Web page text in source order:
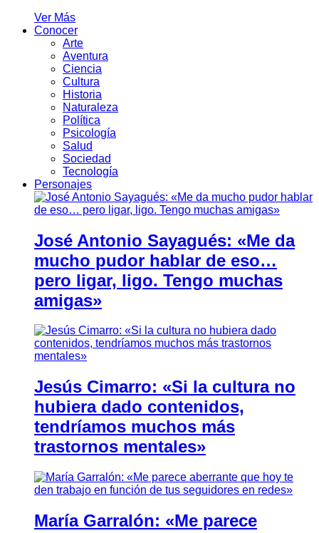
Ver Más
Conocer
Arte
Aventura
Ciencia
Cultura
Historia
Naturaleza
Política
Psicología
Salud
Sociedad
Tecnología
Personajes
José Antonio Sayagués: «Me da
mucho pudor hablar de eso…
pero ligar, ligo. Tengo muchas
amigas»
Jesús Cimarro: «Si la cultura no
hubiera dado contenidos,
tendríamos muchos más
trastornos mentales»
María Garralón: «Me parece